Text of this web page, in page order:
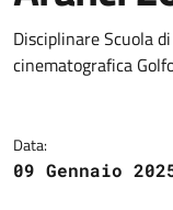
Dettagli
Disciplinare Scuola
cinematografica
Data:
09 Gennaio